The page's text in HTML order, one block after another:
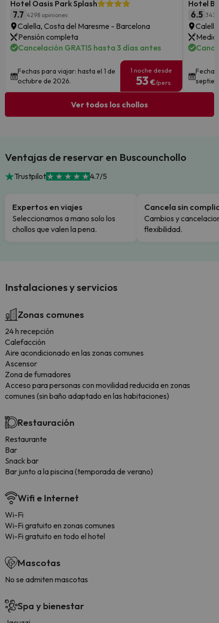
Hotel Oasis Park Splash
7.7 4298 opiniones
Calella, Costa del Maresme - Barcelona
Pensión completa
Cancelación GRATIS hasta 3 días antes
Fechas para viajar: hasta el 1 de
octubre de 2026.
1 noche desde
53 €/pers.
Hotel
6.5
Media
Ver todos los chollos
Ventajas de reservar en Buscounchollo
Trustpilot 4.7/5
Expertos en viajes
Seleccionamos a mano solo los
chollos que valen la pena.
Cancela sin
Cambios y
flexibilidad.
Instalaciones y servicios
Zonas comunes
24 h recepción
Calefacción
Aire acondicionado en las zonas comunes
Ascensor
Zona de fumadores
Acceso para personas con movilidad reducida en zonas
comunes (sin baño adaptado en las habitaciones)
Restauración
Restaurante
Bar
Snack bar
Bar junto a la piscina (temporada de verano)
Wifi e Internet
Wi-Fi
Wi-Fi gratuito en zonas comunes
Wi-Fi gratuito en todo el hotel
Mascotas
No se admiten mascotas
Spa y bienestar